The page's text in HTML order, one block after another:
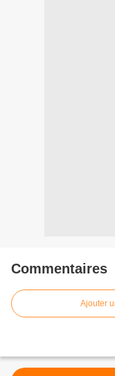
Commentaires
Ajouter